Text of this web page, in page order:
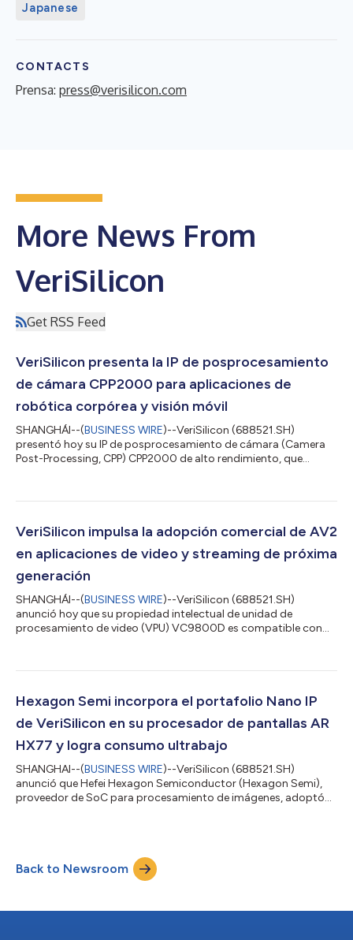
Japanese
CONTACTS
Prensa: press@verisilicon.com
More News From
VeriSilicon
Get RSS Feed
VeriSilicon presenta la IP de posprocesamiento
de cámara CPP2000 para aplicaciones de
robótica corpórea y visión móvil
SHANGHÁI--(BUSINESS WIRE)--VeriSilicon (688521.SH)
presentó hoy su IP de posprocesamiento de cámara (Camera
Post-Processing, CPP) CPP2000 de alto rendimiento, que
avanzadas de posprocesamiento. Al mejorar la calidad visual y
un rendimiento más fiable para robots, drones y otras
aplicaciones de visión móvil. CPP2000 integra múl...
VeriSilicon impulsa la adopción comercial de AV2
en aplicaciones de video y streaming de próxima
generación
SHANGHÁI--(BUSINESS WIRE)--VeriSilicon (688521.SH)
anunció hoy que su propiedad intelectual de unidad de
procesamiento de video (VPU) VC9800D es compatible con
video y streaming de próxima generación. VC9800D permite la
generación en una amplia gama de dispositivos inteligentes de
consumo y multimedia. VeriSilicon lanzó V...
Hexagon Semi incorpora el portafolio Nano IP
de VeriSilicon en su procesador de pantallas AR
HX77 y logra consumo ultrabajo
SHANGHAI--(BUSINESS WIRE)--VeriSilicon (688521.SH)
anunció que Hefei Hexagon Semiconductor (Hexagon Semi),
proveedor de SoC para procesamiento de imágenes, adoptó
DC9200Nano Display Processing IP. El SoC ya completó su
primer prototipo de silicio, alcanzando un éxito total en esta
primera fabricación. La serie HX77 es un SoC de proces...
Back to Newsroom